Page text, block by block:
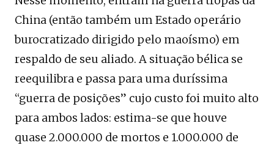
China (então também um Estado operário
burocratizado dirigido pelo maoísmo) em
respaldo de seu aliado. A situação bélica se
reequilibra e passa para uma duríssima
“guerra de posições” cujo custo foi muito alto
para ambos lados: estima-se que houve
quase 2.000.000 de mortos e 1.000.000 de